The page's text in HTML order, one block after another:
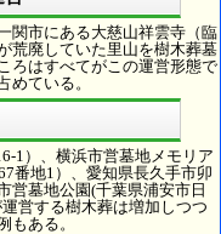
関市にある大慈山祥雲寺（臨
荒廃していた里山を樹木葬墓
ろはすべてがこの運営形態で
めている。
1）、横浜市営墓地メモリア
番地1）、愛知県長久手市卯
営墓地公園(千葉県浦安市日
営する樹木葬は増加しつつ
もある。